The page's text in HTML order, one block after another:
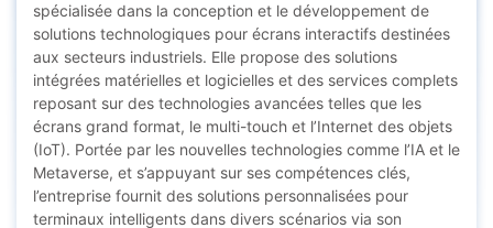
spécialisée dans la conception et le développement de
solutions technologiques pour écrans interactifs destinées
aux secteurs industriels. Elle propose des solutions
intégrées matérielles et logicielles et des services complets
reposant sur des technologies avancées telles que les
écrans grand format, le multi-touch et l’Internet des objets
(IoT). Portée par les nouvelles technologies comme l’IA et le
Metaverse, et s’appuyant sur ses compétences clés,
l’entreprise fournit des solutions personnalisées pour
terminaux intelligents dans divers scénarios via son